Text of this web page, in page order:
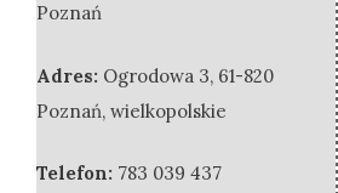
Poznań
Adres: Ogrodowa 3, 61-820
Poznań, wielkopolskie
Telefon: 783 039 437